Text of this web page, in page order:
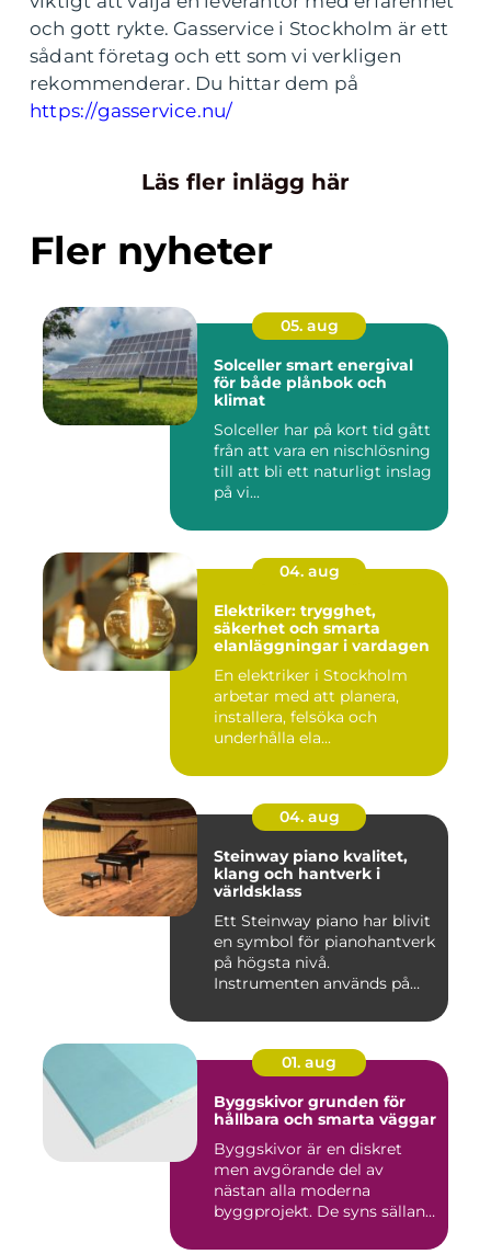
och gott rykte. Gasservice i Stockholm är ett
sådant företag och ett som vi verkligen
rekommenderar. Du hittar dem på
https://gasservice.nu/
Läs fler inlägg här
Fler nyheter
05. aug
Solceller smart energival
för både plånbok och
klimat
Solceller har på kort tid gått
från att vara en nischlösning
till att bli ett naturligt inslag
på vi...
04. aug
Elektriker: trygghet,
säkerhet och smarta
elanläggningar i vardagen
En elektriker i Stockholm
arbetar med att planera,
installera, felsöka och
underhålla ela...
04. aug
Steinway piano kvalitet,
klang och hantverk i
världsklass
Ett Steinway piano har blivit
en symbol för pianohantverk
på högsta nivå.
Instrumenten används på
01. aug
Byggskivor grunden för
hållbara och smarta väggar
Byggskivor är en diskret
men avgörande del av
nästan alla moderna
byggprojekt. De syns sällan